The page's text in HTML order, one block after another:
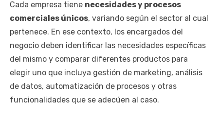
Cada empresa tiene necesidades y procesos
comerciales únicos, variando según el sector al cual
pertenece. En ese contexto, los encargados del
negocio deben identificar las necesidades específicas
del mismo y comparar diferentes productos para
elegir uno que incluya gestión de marketing, análisis
de datos, automatización de procesos y otras
funcionalidades que se adecúen al caso.